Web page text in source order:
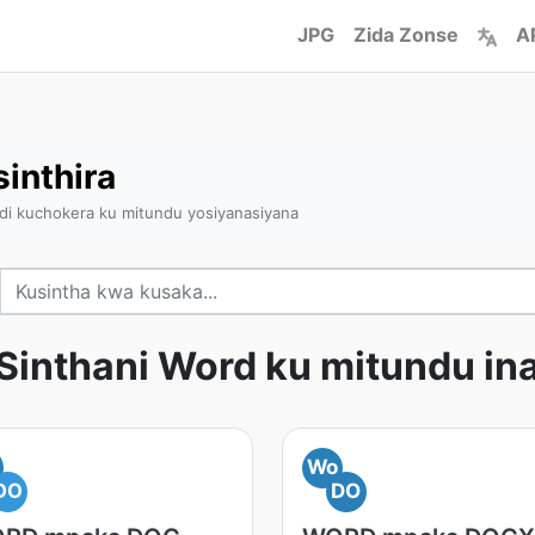
JPG Zida Zonse
kuchokera ku mitundu yosiyanasiyana
Word ku mitundu
Wo
DO